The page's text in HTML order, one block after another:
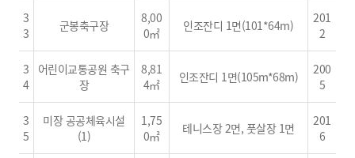
3
3
군봉축구장
8,00
0㎡
인조잔디 1면(101*64m)
201
2
3
4
어린이교통공원 축구
장
8,81
4㎡
인조잔디 1면(105m*68m)
200
5
3
5
미장 공공체육시설
(1)
1,75
0㎡
테니스장 2면, 풋살장 1면
201
6